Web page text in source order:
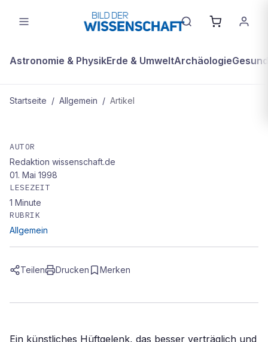
Astronomie & PhysikErde & UmweltArchäologie
Startseite / Allgemein / Artikel
Stabile Kunsthüfte
AUTOR
Redaktion wissenschaft.de
01. Mai 1998
LESEZEIT
1 Minute
RUBRIK
Allgemein
Teilen Drucken Merken
Ein künstliches Hüftgelenk, das besser verträglich und